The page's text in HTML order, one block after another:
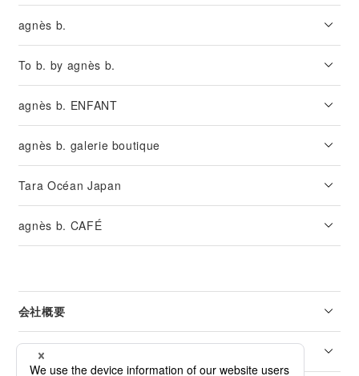
agnès b.
To b. by agnès b.
agnès b. ENFANT
agnès b. galerie boutique
Tara Océan Japan
agnès b. CAFÉ
会社概要
リーガル